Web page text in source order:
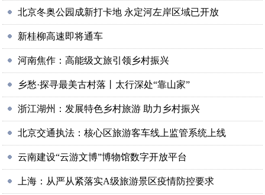
北京冬奥公园成新打卡地 永定河左岸区域已开放
新桂柳高速即将通车
河南焦作：高能级文旅引领乡村振兴
乡愁·探寻最美古村落丨太行深处“靠山家”
浙江湖州：发展特色乡村旅游 助力乡村振兴
北京交通执法：核心区旅游客车线上监管系统上线
云南建设“云游文博”博物馆数字开放平台
上海：从严从紧落实A级旅游景区疫情防控要求